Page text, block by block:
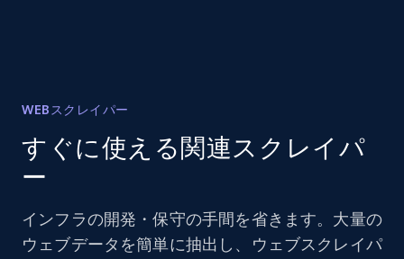
WEBスクレイパー
すぐに使える関連スクレイパ
ー
インフラの開発・保守の手間を省きます。大量の
ウェブデータを簡単に抽出し、ウェブスクレイパ